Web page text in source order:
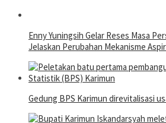
Enny Yuningsih Gelar Reses Masa
Jelaskan Perubahan Mekanisme
Gedung BPS Karimun direvitalisasi